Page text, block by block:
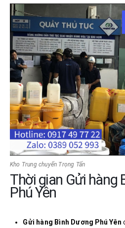
Kho Trung chuyển Trọng Tấn
Thời gian Gửi hàng
Phú Yên
Gửi hàng Bình Dương Phú Yên